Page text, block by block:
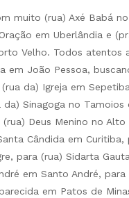
muito (rua) Axé Babá
em Uberlândia e
Velho. Todos
em João Pessoa,
da) Igreja em
da) Sinagoga no
Deus Menino no
Cândida em
para (rua) Sidarta
em Santo André,
em Patos de